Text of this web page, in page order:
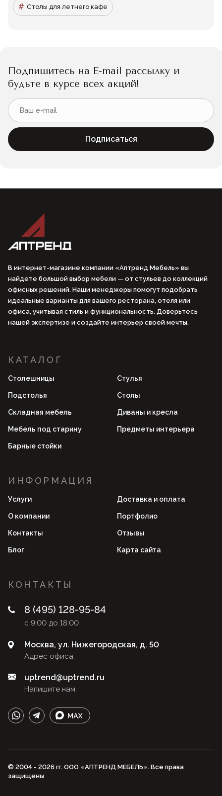
Столы для летнего кафе
Подпишитесь на E-mail рассылку и
будьте в курсе всех акций!
Подписаться
В интернет-магазине компании «Аптренд Мебель» вы
найдете большой выбор мебели — от стульев до коллекций
офисных решений. Наши менеджеры помогут подобрать
идеальные варианты для вашего ресторана, отеля или
офиса, учитывая стиль и функциональность. Доверьтесь
нашей экспертизе и создайте интерьер своей мечты.
КАТАЛОГ
Столешницы Стулья
Подстолья Столы
Складная мебель Диваны и кресла
Мебель под старину Предметы интерьера
Барные стойки
ИНФОРМАЦИЯ
Услуги Доставка и оплата
О компании Портфолио
Контакты Отзывы
Блог Карта сайта
КОНТАКТЫ
8 (495) 128-95-84
с 9:00 до 18:00
Адрес офиса
Москва, ул. Нижегородская, д. 50
Напишите нам
uptrend@uptrend.ru
© 2004 - 2026 гг. ООО «АПТРЕНД МЕБЕЛЬ». Все права
защищены